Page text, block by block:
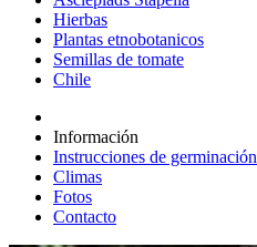
Hierbas
Plantas etnobotanicos
Semillas de tomate
Chile
Información
Instrucciones de germinación
Climas
Fotos
Contacto